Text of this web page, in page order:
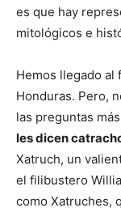
es que hay
mitológicos e
Hemos llegado
Honduras. Pero,
las preguntas
les dicen
Xatruch, un
el filibustero
como Xatruches,